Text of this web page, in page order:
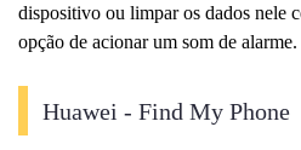
dispositivo ou limpar os dados nele
opção de acionar um som de alarme.
Huawei - Find My Phone